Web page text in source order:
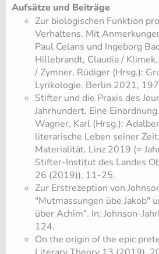
Aufsätze und Beiträge
​Zur biologischen Funktion
Verhaltens. Mit
Paul Celans und Ingeborg
Hillebrandt, Claudia /
/ Zymner, Rüdiger (Hrsg.):
Lyrikologie. Berlin 2021,
​Stifter und die Praxis des
Jahrhundert. Eine
Wagner, Karl (Hrsg.):
literarische Leben seiner
Materialität. Linz 2019 (=
Stifter-Institut des Landes
26 (2019)), 11-25.
​Zur Erstrezeption von
"Mutmassungen übe Jakob"
über Achim". In: Johnson-
124.
​On the origin of the epic